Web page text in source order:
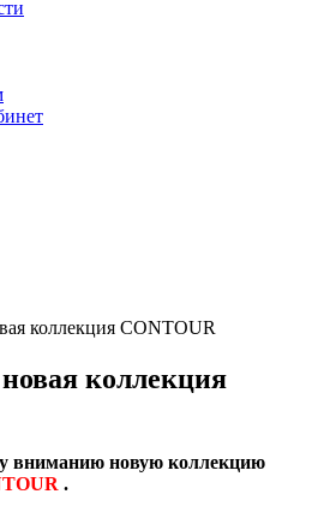
коллекция CONTOUR
коллекция
вниманию новую коллекцию
.